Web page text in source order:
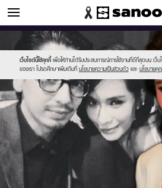
ข่าวบันเทิง
เว็บไซต์นี้ใช้คุกกี้ เพื่อให้ท่านได้รับประสบการณ์การใช้งานที่ดีที่สุดบน เว็บ
ของเรา โปรดศึกษาเพิ่มเติมที่ นโยบายความเป็นส่วนตัว และ นโยบายคุ
Sanook
//s.isanook.com/sr/0/images/logo-
new-
sanook.png
//s.isanook.com/ns/0/ud/286/1430296/